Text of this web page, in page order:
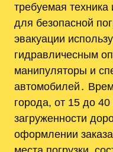
требуемая
для безопасной
эвакуации
гидравличесным
манипуляторы и
автомобилей․
города, от 15 до
загруженности
оформлении